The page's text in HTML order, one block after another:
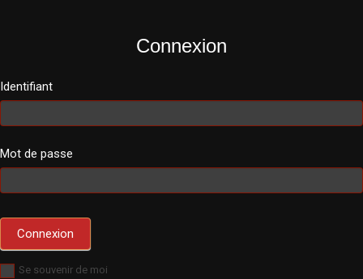
Connexion
Identifiant
Mot de passe
Se souvenir de moi